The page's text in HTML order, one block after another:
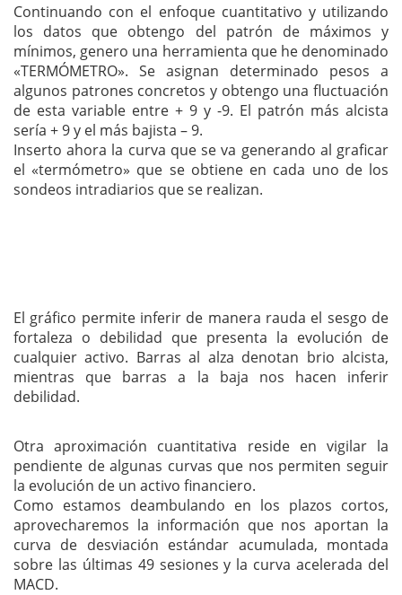
Continuando con el enfoque cuantitativo y utilizando
los datos que obtengo del patrón de máximos y
mínimos, genero una herramienta que he denominado
«TERMÓMETRO». Se asignan determinado pesos a
algunos patrones concretos y obtengo una fluctuación
de esta variable entre + 9 y -9. El patrón más alcista
sería + 9 y el más bajista – 9.
Inserto ahora la curva que se va generando al graficar
el «termómetro» que se obtiene en cada uno de los
sondeos intradiarios que se realizan.
El gráfico permite inferir de manera rauda el sesgo de
fortaleza o debilidad que presenta la evolución de
cualquier activo. Barras al alza denotan brio alcista,
mientras que barras a la baja nos hacen inferir
debilidad.
Otra aproximación cuantitativa reside en vigilar la
pendiente de algunas curvas que nos permiten seguir
la evolución de un activo financiero.
Como estamos deambulando en los plazos cortos,
aprovecharemos la información que nos aportan la
curva de desviación estándar acumulada, montada
sobre las últimas 49 sesiones y la curva acelerada del
MACD.